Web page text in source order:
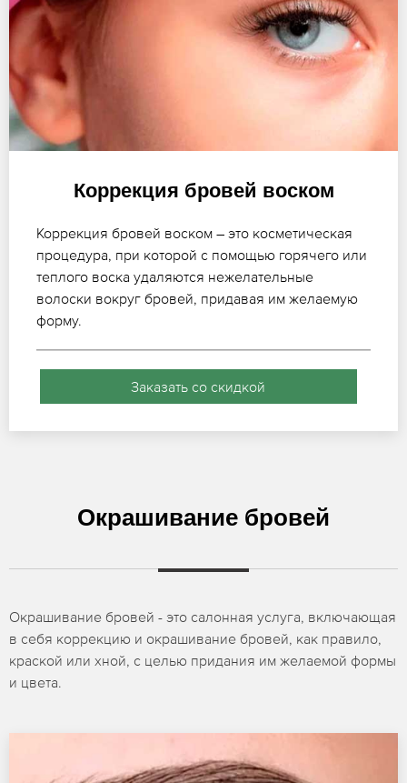
Коррекция бровей воском
Коррекция бровей воском – это косметическая
процедура, при которой с помощью горячего или
теплого воска удаляются нежелательные
волоски вокруг бровей, придавая им желаемую
форму.
Заказать со скидкой
Окрашивание бровей
Окрашивание бровей - это салонная услуга, включающая
в себя коррекцию и окрашивание бровей, как правило,
краской или хной, с целью придания им желаемой формы
и цвета.